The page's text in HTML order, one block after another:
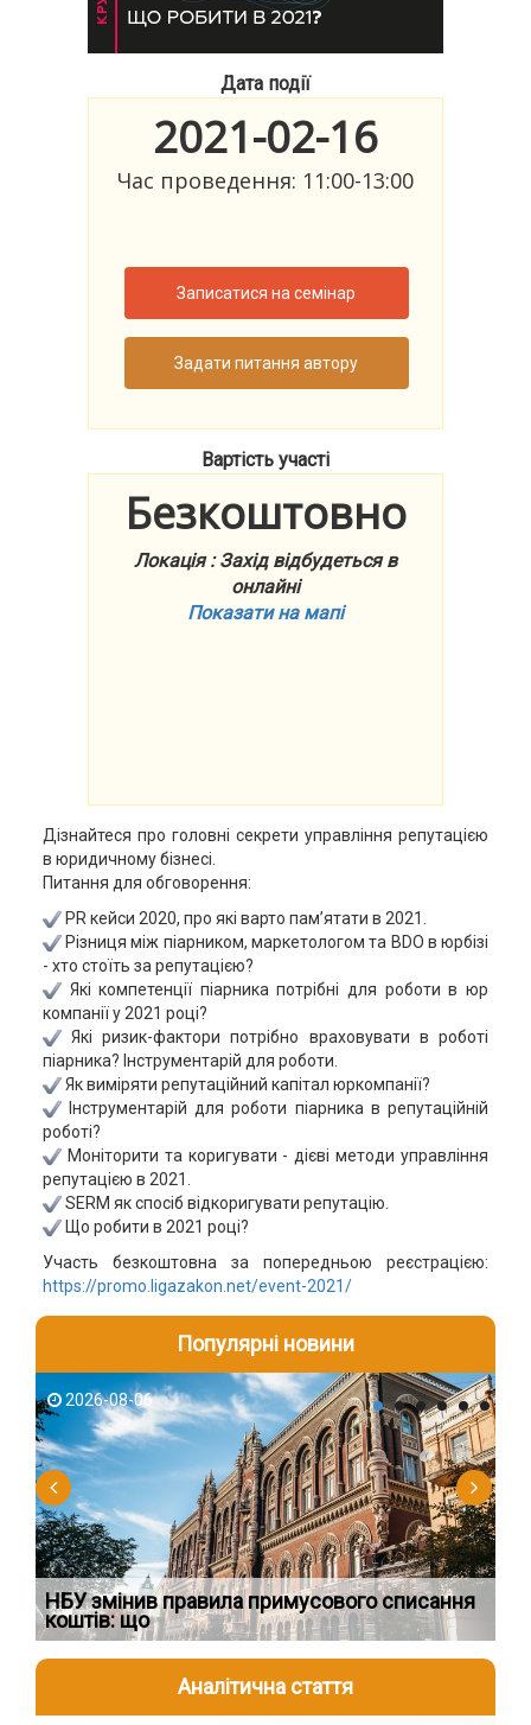
Дата події
2021-02-16
Час проведення: 11:00-13:00
Записатися на семінар
Задати питання автору
Вартість участі
Безкоштовно
Локація : Захід відбудеться в
онлайні
Показати на мапі
Дізнайтеся про головні секрети управління репутацією
в юридичному бізнесі.
Питання для обговорення:
PR кейси 2020, про які варто пам’ятати в 2021.
Різниця між піарником, маркетологом та BDO в юрбізі
- хто стоїть за репутацією?
Які компетенції піарника потрібні для роботи в юр
компанії у 2021 році?
Які ризик-фактори потрібно враховувати в роботі
піарника? Інструментарій для роботи.
Як виміряти репутаційний капітал юркомпанії?
Інструментарій для роботи піарника в репутаційній
роботі?
Моніторити та коригувати - дієві методи управління
репутацією в 2021.
SERM як спосіб відкоригувати репутацію.
Що робити в 2021 році?
Участь безкоштовна за попередньою реєстрацією:
https://promo.ligazakon.net/event-2021/
Популярні новини
2026-08-06
НБУ змінив правила примусового списання
коштів: що
Аналітична стаття